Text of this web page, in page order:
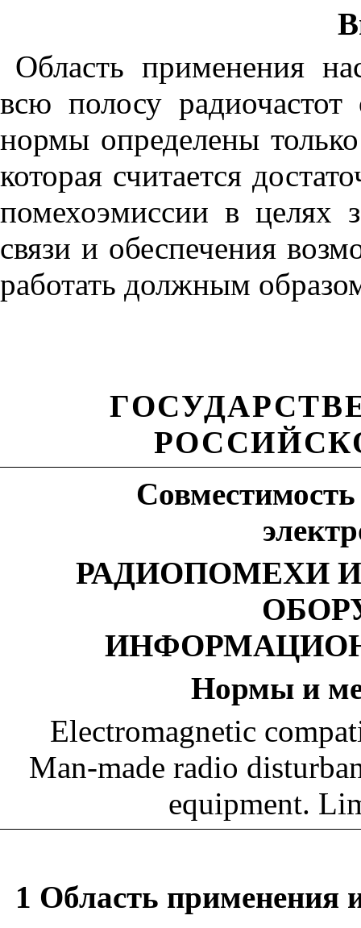
Область применения
всю полосу
нормы определены
которая считается
помехоэмиссии в целях
связи и обеспечения
работать должным
Совместимость
РАДИОПОМЕХИ
Нормы и
Electromagnetic
Man-made radio
equipment.
1 Область применения